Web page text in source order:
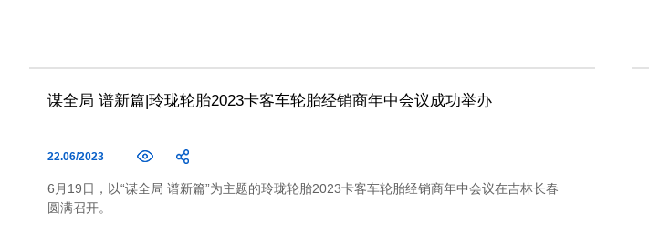
谋全局 谱新篇|玲珑轮胎2023卡客车轮胎经销商年中会议成功举办
22.06/2023
6月19日，以“谋全局 谱新篇”为主题的玲珑轮胎2023卡客车轮胎经销商年中会议在吉林长春
圆满召开。